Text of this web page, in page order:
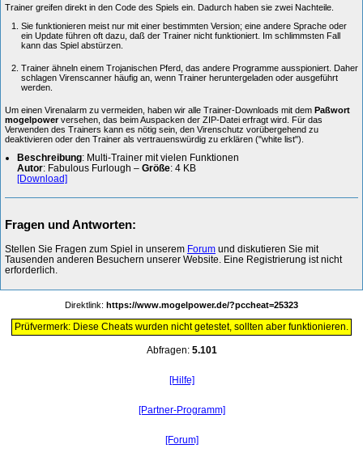
Trainer greifen direkt in den Code des Spiels ein. Dadurch haben sie zwei Nachteile.
Sie funktionieren meist nur mit einer bestimmten Version; eine andere Sprache oder
ein Update führen oft dazu, daß der Trainer nicht funktioniert. Im schlimmsten Fall
kann das Spiel abstürzen.
Trainer ähneln einem Trojanischen Pferd, das andere Programme ausspioniert. Daher
schlagen Virenscanner häufig an, wenn Trainer heruntergeladen oder ausgeführt
werden.
Um einen Virenalarm zu vermeiden, haben wir alle Trainer-Downloads mit dem Paßwort
mogelpowerversehen, das beim Auspacken der ZIP-Datei erfragt wird. Für das
Verwenden des Trainers kann es nötig sein, den Virenschutz vorübergehend zu
deaktivieren oder den Trainer als vertrauenswürdig zu erklären ("white list").
Beschreibung: Multi-Trainer mit vielen Funktionen
Autor: Fabulous Furlough – Größe: 4 KB
[Download]
Fragen und Antworten:
Stellen Sie Fragen zum Spiel in unserem Forum und diskutieren Sie mit
Tausenden anderen Besuchern unserer Website. Eine Registrierung ist nicht
erforderlich.
Direktlink: https://www.mogelpower.de/?pccheat=25323
Prüfvermerk: Diese Cheats wurden nicht getestet, sollten aber funktionieren.
Abfragen: 5.101
[Hilfe]
[Partner-Programm]
[Forum]